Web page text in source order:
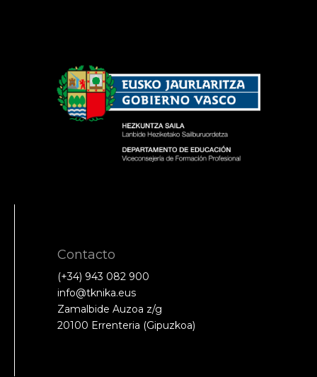
Contacto
(+34) 943 082 900
info@tknika.eus
Zamalbide Auzoa z/g
20100 Errenteria (Gipuzkoa)